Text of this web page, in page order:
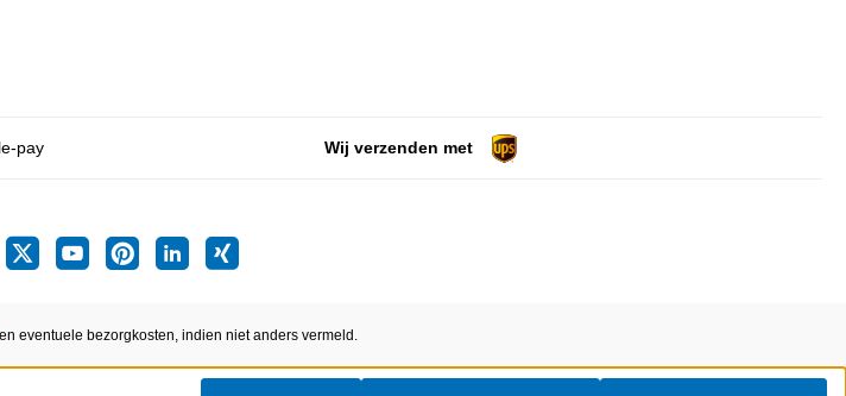
Wij verzenden met
en eventuele bezorgkosten, indien niet anders vermeld.